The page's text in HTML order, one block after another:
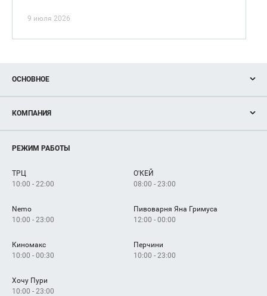
9 июля 2026
ОСНОВНОЕ
Новости
Магазины
Услуги
КОМПАНИЯ
Рекламодателям
Как добраться
РЕЖИМ РАБОТЫ
ТРЦ
10:00 - 22:00
О'КЕЙ
08:00 - 23:00
Nemo
10:00 - 23:00
Пивоварня Яна Гримуса
12:00 - 00:00
Киномакс
10:00 - 00:30
Перчини
10:00 - 23:00
Хочу Пури
10:00 - 23:00